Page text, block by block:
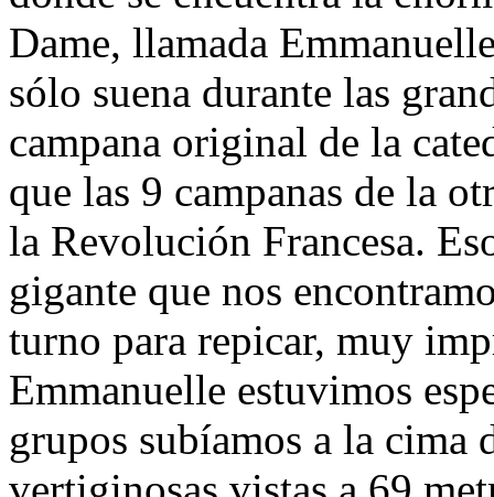
Dame, llamada
sólo suena durante las
campana original de la
que las 9 campanas de la
la Revolución Francesa.
gigante que nos
turno para repicar, muy
Emmanuelle estuvimos
grupos subíamos a la cima